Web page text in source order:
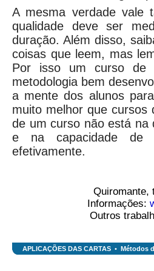
A mesma verdade vale
qualidade deve ser
duração. Além disso,
coisas que leem, mas
Por isso um curso de
metodologia bem
a mente dos alunos
muito melhor que cursos
de um curso não está na
e na capacidade de
efetivamente.
Quiromante,
Informações:
Outros
APLICAÇÕES DAS CARTAS • Métodos